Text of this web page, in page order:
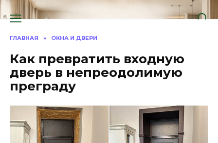
Перейти
к
ГЛАВНАЯ » ОКНА И ДВЕРИ
Как превратить входную
дверь в непреодолимую
преграду